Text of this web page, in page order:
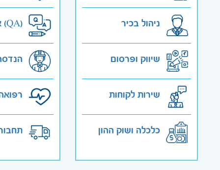
ניהול בכיר
שיווק ופרסום
שירות לקוחות
כלכלה ושוק ההון
אבטחת איכות (QA)